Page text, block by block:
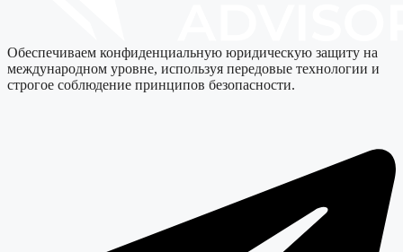
Обеспечиваем конфиденциальную юридическую защиту на
международном уровне, используя передовые технологии и
строгое соблюдение принципов безопасности.